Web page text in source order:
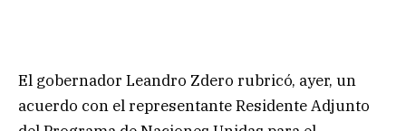
El gobernador Leandro Zdero rubricó, ayer, un
acuerdo con el representante Residente Adjunto